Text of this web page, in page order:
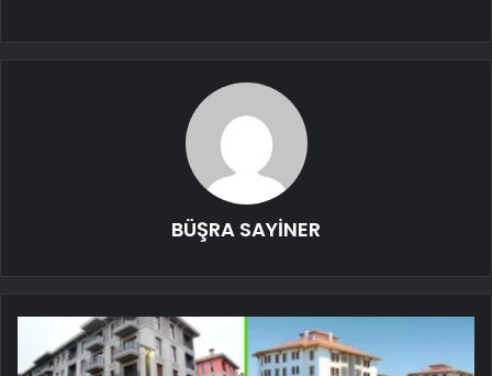
BÜŞRA SAYİNER